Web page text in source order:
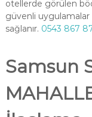
otellerde görülen
güvenli
sağlanır. 0543 867
Samsun